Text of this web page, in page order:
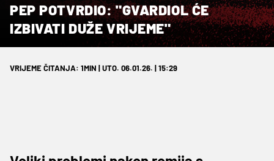
PEP POTVRDIO: "GVARDIOL ĆE
IZBIVATI DUŽE VRIJEME"
VRIJEME ČITANJA: 1MIN | UTO. 06.01.26. | 15:29